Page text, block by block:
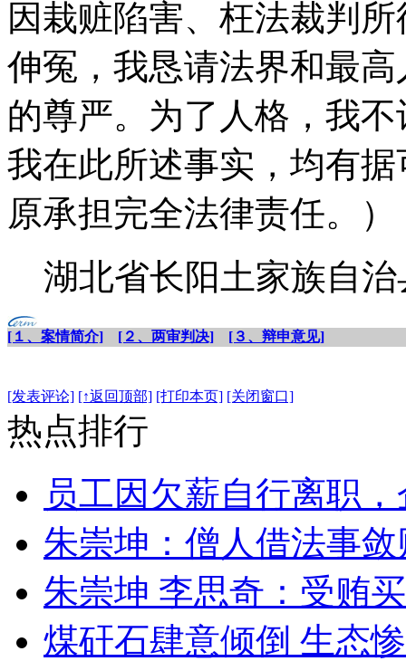
因栽赃陷害、枉法裁判
伸冤，我恳请法界和最
的尊严。为了人格，我
我在此所述事实，均有
原承担完全法律责任。）
湖北省长阳土家族自治
[１、案情简介] [２、两审判决] [３、辩申意见]
[发表评论] [↑返回顶部] [打印本页] [关闭窗口]
热点排行
员工因欠薪自行离职
朱崇坤：僧人借法事
朱崇坤 李思奇：受贿
煤矸石肆意倾倒 生态